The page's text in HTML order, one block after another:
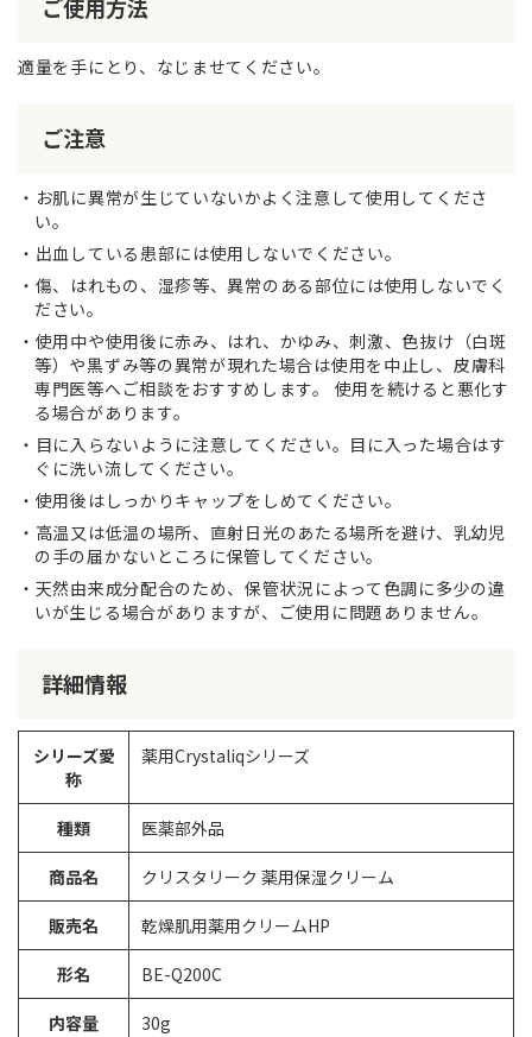
ご使用方法
適量を手にとり、なじませてください。
ご注意
お肌に異常が生じていないかよく注意して使用してくださ
い。
出血している患部には使用しないでください。
傷、はれもの、湿疹等、異常のある部位には使用しないでく
ださい。
使用中や使用後に赤み、はれ、かゆみ、刺激、色抜け（白斑
等）や黒ずみ等の異常が現れた場合は使用を中止し、皮膚科
専門医等へご相談をおすすめします。 使用を続けると悪化す
る場合があります。
目に入らないように注意してください。目に入った場合はす
ぐに洗い流してください。
使用後はしっかりキャップをしめてください。
高温又は低温の場所、直射日光のあたる場所を避け、乳幼児
の手の届かないところに保管してください。
天然由来成分配合のため、保管状況によって色調に多少の違
いが生じる場合がありますが、ご使用に問題ありません。
詳細情報
シリーズ愛
称
薬用Crystaliqシリーズ
種類 医薬部外品
商品名 クリスタリーク 薬用保湿クリーム
販売名 乾燥肌用薬用クリームHP
形名 BE-Q200C
内容量 30g